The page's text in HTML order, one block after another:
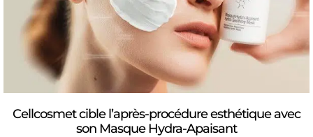
Cellcosmet cible l’après-procédure esthétique avec
son Masque Hydra-Apaisant